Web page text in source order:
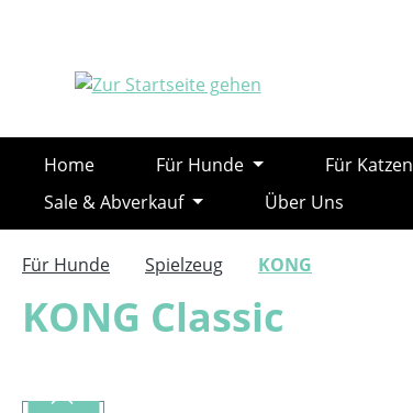
Home Für Hunde Für Katzen
Sale & Abverkauf
Über Uns
Für Hunde Spielzeug KONG
KONG Classic